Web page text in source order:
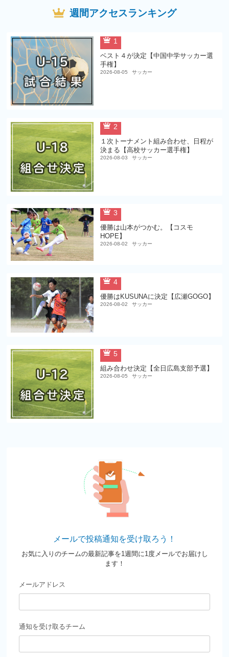
週間アクセスランキング
1
ベスト４が決定【中国中学サッカー選
手権】
2026-08-05 サッカー
2
１次トーナメント組み合わせ、日程が
決まる【高校サッカー選手権】
2026-08-03 サッカー
3
優勝は山本がつかむ。【コスモ
HOPE】
2026-08-02 サッカー
4
優勝はKUSUNAに決定【広瀬GOGO】
2026-08-02 サッカー
5
組み合わせ決定【全日広島支部予選】
2026-08-05 サッカー
メールで投稿通知を受け取ろう！
お気に入りのチームの最新記事を1週間に1度メールでお届けし
ます！
メールアドレス
通知を受け取るチーム